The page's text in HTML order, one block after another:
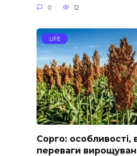
0 12
LIFE
Сорго: особливості,
переваги